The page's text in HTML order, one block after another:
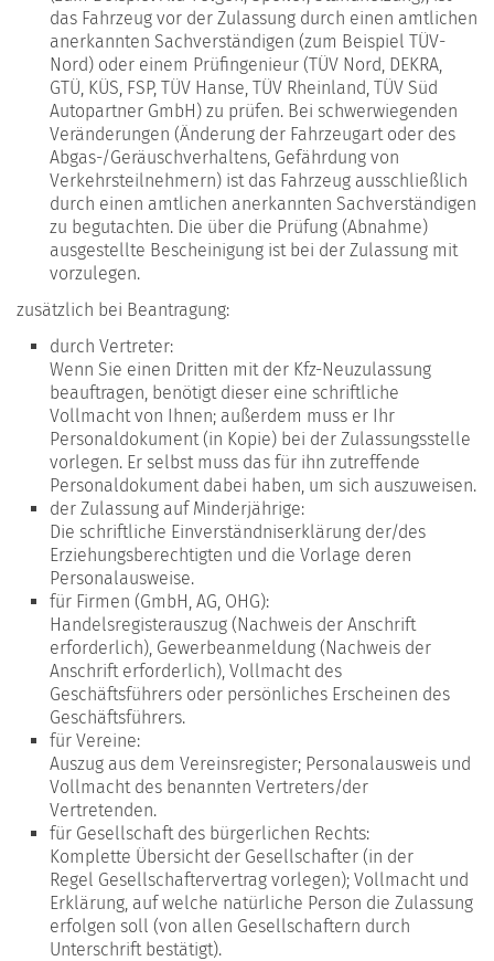
das Fahrzeug vor der Zulassung durch einen amtlichen
anerkannten Sachverständigen (zum Beispiel TÜV-
Nord) oder einem Prüfingenieur (TÜV Nord, DEKRA,
GTÜ, KÜS, FSP, TÜV Hanse, TÜV Rheinland, TÜV Süd
Autopartner GmbH) zu prüfen. Bei schwerwiegenden
Veränderungen (Änderung der Fahrzeugart oder des
Abgas-/Geräuschverhaltens, Gefährdung von
Verkehrsteilnehmern) ist das Fahrzeug ausschließlich
durch einen amtlichen anerkannten Sachverständigen
zu begutachten. Die über die Prüfung (Abnahme)
ausgestellte Bescheinigung ist bei der Zulassung mit
vorzulegen.
zusätzlich bei Beantragung:
durch Vertreter:
Wenn Sie einen Dritten mit der Kfz-Neuzulassung
beauftragen, benötigt dieser eine schriftliche
Vollmacht von Ihnen; außerdem muss er Ihr
Personaldokument (in Kopie) bei der Zulassungsstelle
vorlegen. Er selbst muss das für ihn zutreffende
Personaldokument dabei haben, um sich auszuweisen.
der Zulassung auf Minderjährige:
Die schriftliche Einverständniserklärung der/des
Erziehungsberechtigten und die Vorlage deren
Personalausweise.
für Firmen (GmbH, AG, OHG):
Handelsregisterauszug (Nachweis der Anschrift
erforderlich), Gewerbeanmeldung (Nachweis der
Anschrift erforderlich), Vollmacht des
Geschäftsführers oder persönliches Erscheinen des
Geschäftsführers.
für Vereine:
Auszug aus dem Vereinsregister; Personalausweis und
Vollmacht des benannten Vertreters/der
Vertretenden.
für Gesellschaft des bürgerlichen Rechts:
Komplette Übersicht der Gesellschafter (in der
Regel Gesellschaftervertrag vorlegen); Vollmacht und
Erklärung, auf welche natürliche Person die Zulassung
erfolgen soll (von allen Gesellschaftern durch
Unterschrift bestätigt).